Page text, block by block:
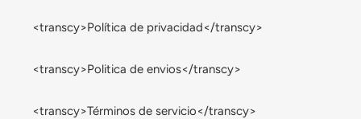
<transcy>Política de privacidad</transcy>
<transcy>Politica de envios</transcy>
<transcy>Términos de servicio</transcy>